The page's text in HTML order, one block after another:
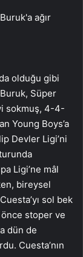
olduğu gibi
Süper
sokmuş, 4-4-
Young Boys’a
Devler Ligi’ni
Ligi’ne mâl
bireysel
sol bek
stoper ve
dün de
Cuesta’nın